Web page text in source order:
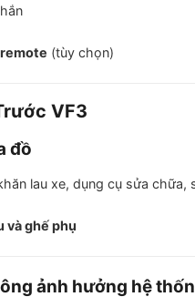
(tùy chọn)
VF3
đồ
lau xe, dụng cụ sửa
và ghế phụ
ảnh hưởng hệ